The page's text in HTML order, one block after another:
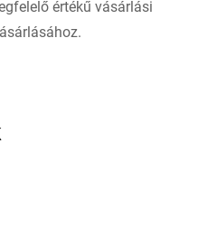
értékű vásárlási